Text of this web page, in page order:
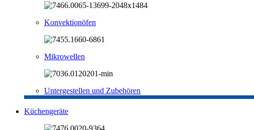
Konvektionöfen
Mikrowellen
Untergestellen und Zubehören
Küchengeräte